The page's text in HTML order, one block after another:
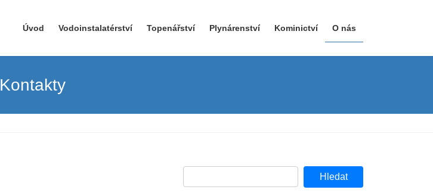
Úvod Vodoinstalatérství Topenářství Plynárenství Kominictví O nás
Kontakty